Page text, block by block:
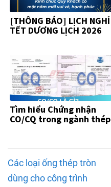
[THÔNG BÁO] LỊCH NGHỈ
TẾT DƯƠNG LỊCH 2026
Tìm hiểu Chứng nhận
CO/CQ trong ngành thép
Các loại ống thép tròn
dùng cho công trình